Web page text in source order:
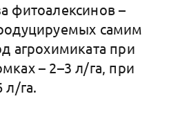
фитоалексинов –
самим
агрохимиката при
– 2–3 л/га, при
л/га.